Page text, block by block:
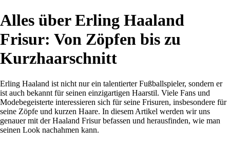
Alles über Erling Haaland
Frisur: Von Zöpfen bis zu
Kurzhaarschnitt
Erling Haaland ist nicht nur ein talentierter Fußballspieler, sondern er
ist auch bekannt für seinen einzigartigen Haarstil. Viele Fans und
Modebegeisterte interessieren sich für seine Frisuren, insbesondere für
seine Zöpfe und kurzen Haare. In diesem Artikel werden wir uns
genauer mit der Haaland Frisur befassen und herausfinden, wie man
seinen Look nachahmen kann.